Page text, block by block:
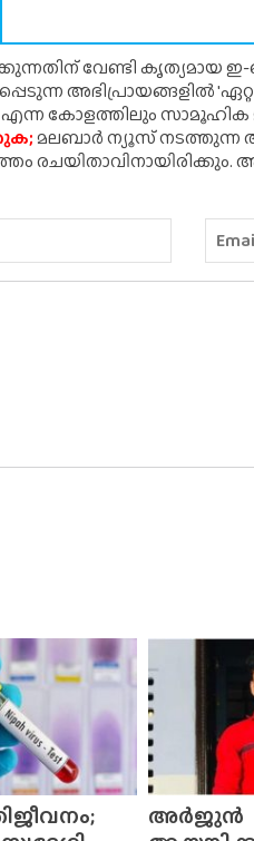
വേണ്ടി കൃത്യമായ
അഭിപ്രായങ്ങളിൽ
എന്ന കോളത്തിലും സാമൂഹിക
മലബാർ ന്യൂസ് നടത്തുന്ന
അർജുൻ